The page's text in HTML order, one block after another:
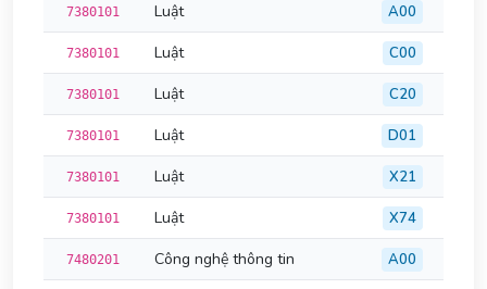
7380101 Luật A00
7380101 Luật C00
7380101 Luật C20
7380101 Luật D01
7380101 Luật X21
7380101 Luật X74
7480201 Công nghệ thông tin A00